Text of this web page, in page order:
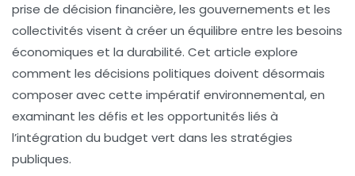
prise de décision financière, les gouvernements et les
collectivités visent à créer un équilibre entre les besoins
économiques et la durabilité. Cet article explore
comment les décisions politiques doivent désormais
composer avec cette impératif environnemental, en
examinant les défis et les opportunités liés à
l’intégration du budget vert dans les stratégies
publiques.